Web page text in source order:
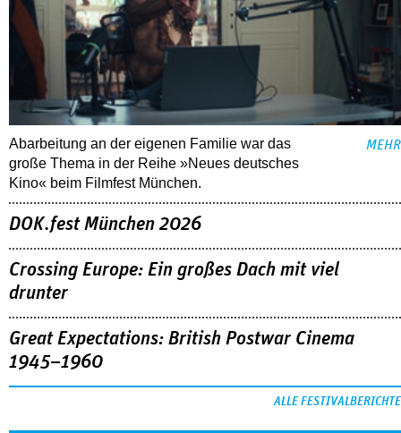
Abarbeitung an der eigenen Familie war das
große Thema in der Reihe »Neues deutsches
Kino« beim Filmfest München.
MEHR
DOK.fest München 2026
Crossing Europe: Ein großes Dach mit viel
drunter
Great Expectations: British Postwar Cinema
1945–1960
ALLE FESTIVALBERICHTE